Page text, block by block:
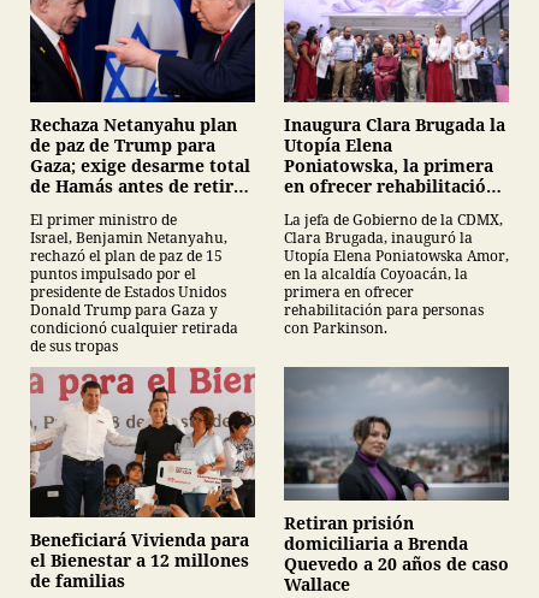
Rechaza Netanyahu plan
de paz de Trump para
Gaza; exige desarme total
de Hamás antes de retirar
El primer ministro de
Israel, Benjamin Netanyahu,
rechazó el plan de paz de 15
puntos impulsado por el
presidente de Estados Unidos
Donald Trump para Gaza y
condicionó cualquier retirada
de sus tropas
Inaugura Clara Brugada la
Utopía Elena
Poniatowska, la primera
en ofrecer rehabilitación
Parkinson
La jefa de Gobierno de la CDMX,
Clara Brugada, inauguró la
Utopía Elena Poniatowska Amor,
en la alcaldía Coyoacán, la
primera en ofrecer
rehabilitación para personas
con Parkinson.
Beneficiará Vivienda para
el Bienestar a 12 millones
de familias
Retiran prisión
domiciliaria a Brenda
Quevedo a 20 años de caso
Wallace